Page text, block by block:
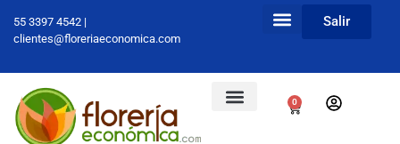
55 3397 4542 |
clientes@floreriaeconomica.com
Salir
0